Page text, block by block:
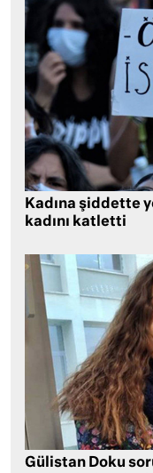
Kadına şiddette
kadını katletti
Gülistan Doku